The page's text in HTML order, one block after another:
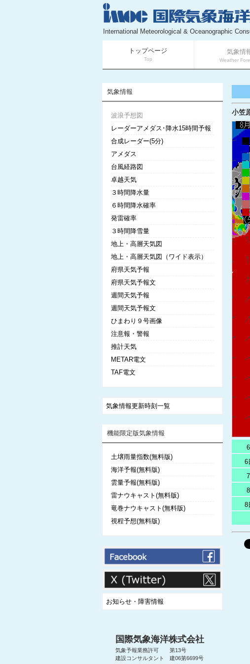
International Meteorological & Oceanographic
トップページ
Top
気象情
Weather
小笠
6
8
気象情報
波浪予想図
レーダーアメダス･降水15時間予報
合成レーダー(5分)
アメダス
台風経路図
卓越天気
３時間降水量
６時間降水確率
発雷確率
３時間降雪量
地上・高層天気図
地上・高層天気図（ワイド表示）
府県天気予報
府県天気予報文
週間天気予報
週間天気予報文
ひまわり９号画像
注意報・警報
推計天気
METAR電文
TAF電文
気象情報更新時刻一覧
機能限定版気象情報
土壌雨量指数(無料版)
海洋予報(無料版)
雲量予報(無料版)
雷ナウキャスト(無料版)
竜巻ナウキャスト(無料版)
視程予想(無料版)
お知らせ・障害情報
国際気象海洋株式会社
気象予報業務許可 第13号
建設コンサルタント 建06第6699号